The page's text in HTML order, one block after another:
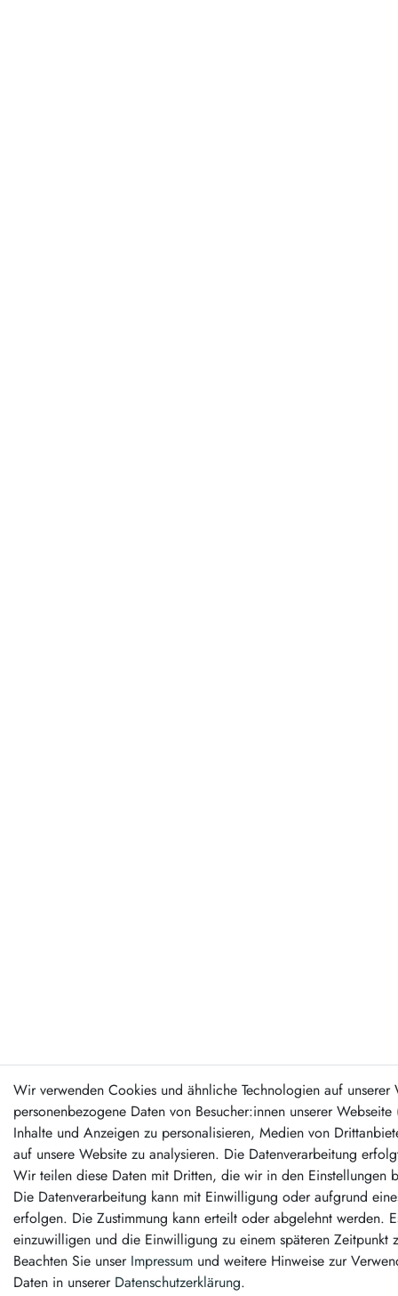
Wir verwenden Cookies und ähnliche Technologien auf unserer
personenbezogene Daten von Besucher:innen unserer
Inhalte und Anzeigen zu personalisieren, Medien von
auf unsere Website zu analysieren. Die Datenverarbeitung
Wir teilen diese Daten mit Dritten, die wir in den Einstellungen
Die Datenverarbeitung kann mit Einwilligung oder aufgrund
erfolgen. Die Zustimmung kann erteilt oder abgelehnt werden.
einzuwilligen und die Einwilligung zu einem späteren Zeitpunkt
Beachten Sie unser Impressum und weitere Hinweise zur
Daten in unserer Daten­schutz­erklärung.